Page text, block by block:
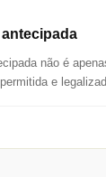
não é
e